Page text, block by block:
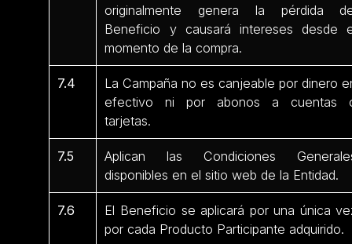
originalmente genera la pérdida
Beneficio y causará intereses desde
momento de la compra.
7.4
La Campaña no es canjeable por dinero
efectivo ni por abonos a cuentas
tarjetas.
7.5
Aplican las Condiciones
disponibles en el sitio web de la Entidad.
7.6
El Beneficio se aplicará por una única
por cada Producto Participante adquirido.